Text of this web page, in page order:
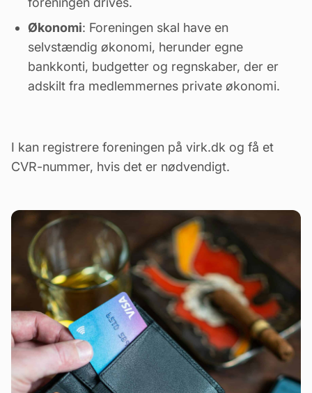
Økonomi: Foreningen skal have en
selvstændig økonomi, herunder egne
bankkonti, budgetter og regnskaber, der er
adskilt fra medlemmernes private økonomi.
I kan registrere foreningen på virk.dk og få et
CVR-nummer, hvis det er nødvendigt.